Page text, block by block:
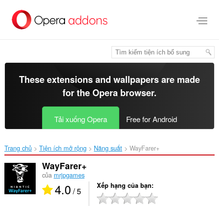
đến
These extensions and wallpapers are made
for theOpera browser.
Tải xuống Opera Free for Android
Trang chủ Tiện ích mở rộng Năng suất WayFarer+‎
WayFarer+
của mrjpgames
4.0/ 5 Xếp hạng của bạn